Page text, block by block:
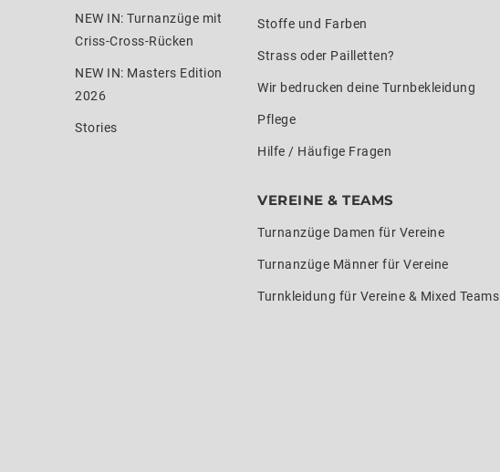
NEW IN: Turnanzüge mit
Criss-Cross-Rücken
NEW IN: Masters Edition
2026
Stories
Stoffe und Farben
Strass oder Pailletten?
Wir bedrucken deine Turnbekleidung
Pflege
Hilfe / Häufige Fragen
VEREINE & TEAMS
Turnanzüge Damen für Vereine
Turnanzüge Männer für Vereine
Turnkleidung für Vereine & Mixed Teams